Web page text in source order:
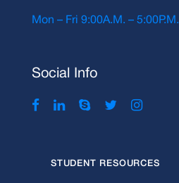
Mon – Fri 9:00A.M. – 5:00P.M.
Social Info
STUDENT RESOURCES